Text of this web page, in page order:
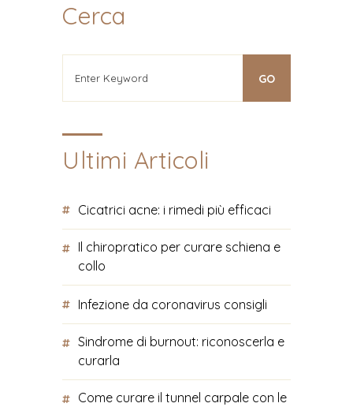
Cerca
Ultimi Articoli
Cicatrici acne: i rimedi più efficaci
Il chiropratico per curare schiena e
collo
Infezione da coronavirus consigli
Sindrome di burnout: riconoscerla e
curarla
Come curare il tunnel carpale con le